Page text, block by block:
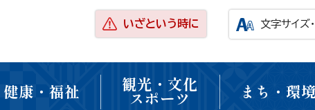
いざという時に 文字サイズ
健康・福祉 観光・文化
スポーツ まち・環境